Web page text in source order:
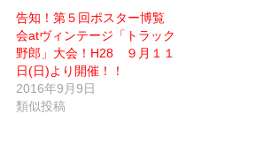
ン
ド
ウ
で
開
き
ま
す)
す)
告知！第５回ポスター博覧
会atヴィンテージ「トラック
野郎」大会！H28 ９月１１
日(日)より開催！！
2016年9月9日
類似投稿